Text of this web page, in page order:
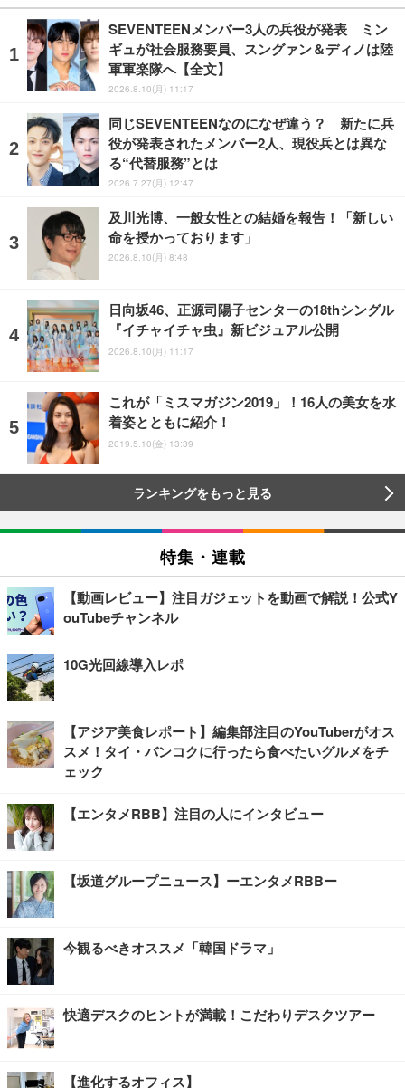
SEVENTEENメンバー3人の兵役が発表 ミン
ギュが社会服務要員、スングァン＆ディノは陸
軍軍楽隊へ【全文】
2026.8.10(月) 11:17
同じSEVENTEENなのになぜ違う？ 新たに兵
役が発表されたメンバー2人、現役兵とは異な
る“代替服務”とは
2026.7.27(月) 12:47
及川光博、一般女性との結婚を報告！「新しい
命を授かっております」
2026.8.10(月) 8:48
日向坂46、正源司陽子センターの18thシングル
『イチャイチャ虫』新ビジュアル公開
2026.8.10(月) 11:17
これが「ミスマガジン2019」！16人の美女を水
着姿とともに紹介！
2019.5.10(金) 13:39
ランキングをもっと見る
特集・連載
【動画レビュー】注目ガジェットを動画で解説！公式Y
ouTubeチャンネル
10G光回線導入レポ
【アジア美食レポート】編集部注目のYouTuberがオス
スメ！タイ・バンコクに行ったら食べたいグルメをチ
ェック
【エンタメRBB】注目の人にインタビュー
【坂道グループニュース】ーエンタメRBBー
今観るべきオススメ「韓国ドラマ」
快適デスクのヒントが満載！こだわりデスクツアー
【進化するオフィス】